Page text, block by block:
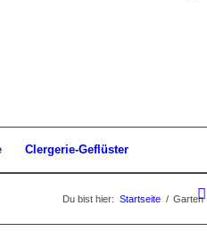
Clergerie-Geflüster
Du bist hier: Startseite / Garten